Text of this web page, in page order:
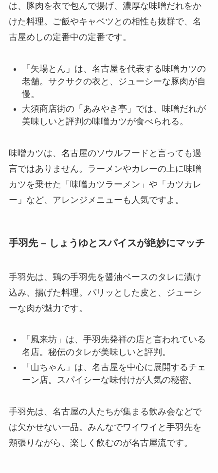
は、豚肉を衣で包んで揚げ、濃厚な味噌だれをか
けた料理。ご飯やキャベツとの相性も抜群で、名
古屋めしの定番中の定番です。
「矢場とん」は、名古屋を代表する味噌カツの
老舗。サクサクの衣と、ジューシーな豚肉が自
慢。
大須商店街の「あみやき亭」では、味噌だれが
美味しいと評判の味噌カツが食べられる。
味噌カツは、名古屋のソウルフードと言っても過
言ではありません。ラーメンやカレーの上に味噌
カツを乗せた「味噌カツラーメン」や「カツカレ
ー」など、アレンジメニューも人気ですよ。
手羽先 – しょうゆとスパイスが絶妙にマッチ
手羽先は、鶏の手羽先を醤油ベースのタレに漬け
込み、揚げた料理。パリッとした皮と、ジューシ
ーな肉が魅力です。
「風来坊」は、手羽先発祥の店と言われている
名店。秘伝のタレが美味しいと評判。
「山ちゃん」は、名古屋を中心に展開するチェ
ーン店。スパイシーな味付けが人気の秘密。
手羽先は、名古屋の人たちが集まる飲み会などで
は欠かせない一品。みんなでワイワイと手羽先を
頬張りながら、楽しく飲むのが名古屋流です。